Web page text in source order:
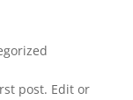
post. Edit or